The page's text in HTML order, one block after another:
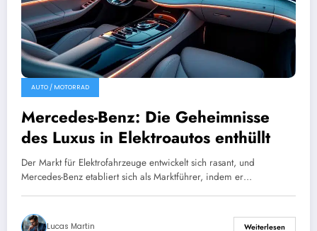
AUTO / MOTORRAD
Mercedes-Benz: Die Geheimnisse
des Luxus in Elektroautos enthüllt
Der Markt für Elektrofahrzeuge entwickelt sich rasant, und
Mercedes-Benz etabliert sich als Marktführer, indem er…
Lucas Martin Weiterlesen